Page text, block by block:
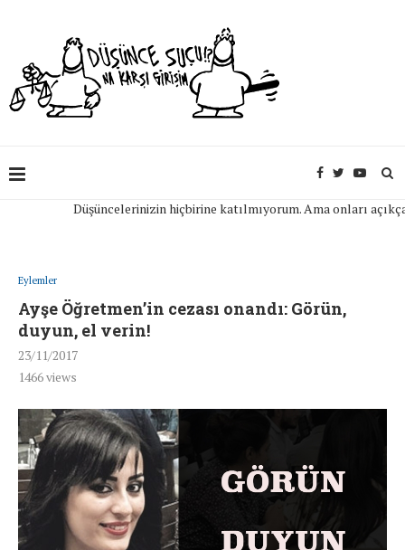
Düşüncelerinizin hiçbirine katılmıyorum. Ama onları açıkça
Eylemler
Ayşe Öğretmen’in cezası onandı: Görün,
duyun, el verin!
23/11/2017
1466views